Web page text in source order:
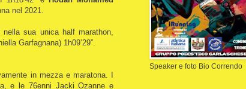
nel 2021.
nella sua unica half marathon,
Garfagnana) 1h09’29”.
in mezza e maratona. I
e le 76enni Jacki Ozanne e
Speaker e foto Bio Correndo